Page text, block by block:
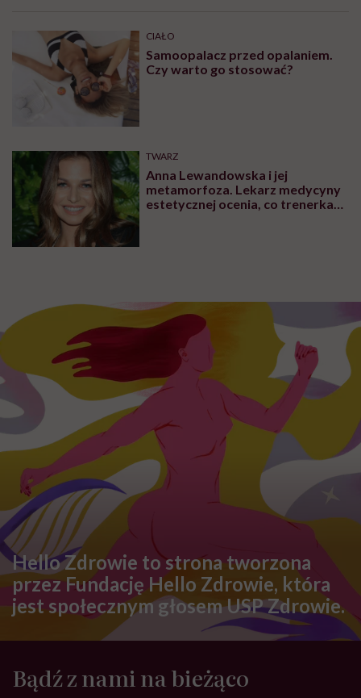
CIAŁO
Samoopalacz przed opalaniem.
Czy warto go stosować?
TWARZ
Anna Lewandowska i jej
metamorfoza. Lekarz medycyny
estetycznej ocenia, co trenerka
Hello Zdrowie to strona tworzona
przez Fundację Hello Zdrowie, która
jest społecznym głosem USP Zdrowie.
Bądź z nami na bieżąco